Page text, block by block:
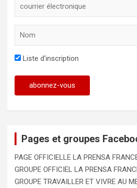
Liste d'inscription
Pages et groupes
PAGE OFFICIELLE LA PRENSA
GROUPE OFFICIEL LA PRENSA
GROUPE TRAVAILLER ET VIVRE AU